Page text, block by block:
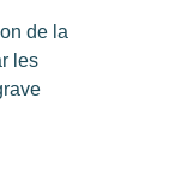
de la
les